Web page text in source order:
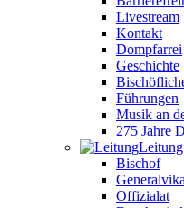
Livestream
Kontakt
Dompfarrei
Geschichte
Führungen
Musik an
275 Jahre
Leitung
Bischof
Offizialat